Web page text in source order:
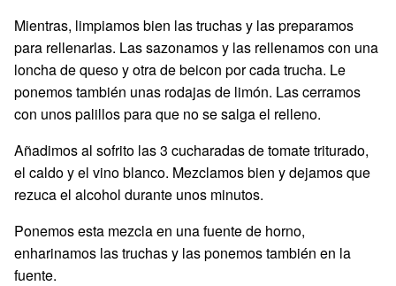
Mientras, limpiamos bien las truchas y las preparamos
para rellenarlas. Las sazonamos y las rellenamos con una
loncha de queso y otra de beicon por cada trucha. Le
ponemos también unas rodajas de limón. Las cerramos
con unos palillos para que no se salga el relleno.
Añadimos al sofrito las 3 cucharadas de tomate triturado,
el caldo y el vino blanco. Mezclamos bien y dejamos que
rezuca el alcohol durante unos minutos.
Ponemos esta mezcla en una fuente de horno,
enharinamos las truchas y las ponemos también en la
fuente.